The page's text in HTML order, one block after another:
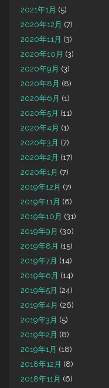
2021年1月 (5)
2020年12月 (7)
2020年11月 (3)
2020年10月 (3)
2020年9月 (3)
2020年8月 (8)
2020年6月 (1)
2020年5月 (11)
2020年4月 (1)
2020年3月 (7)
2020年2月 (17)
2020年1月 (7)
2019年12月 (7)
2019年11月 (6)
2019年10月 (31)
2019年9月 (30)
2019年8月 (15)
2019年7月 (14)
2019年6月 (14)
2019年5月 (24)
2019年4月 (26)
2019年3月 (5)
2019年2月 (8)
2019年1月 (18)
2018年12月 (8)
2018年11月 (6)